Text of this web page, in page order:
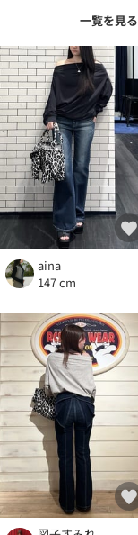
一覧を見る
aina
147 cm